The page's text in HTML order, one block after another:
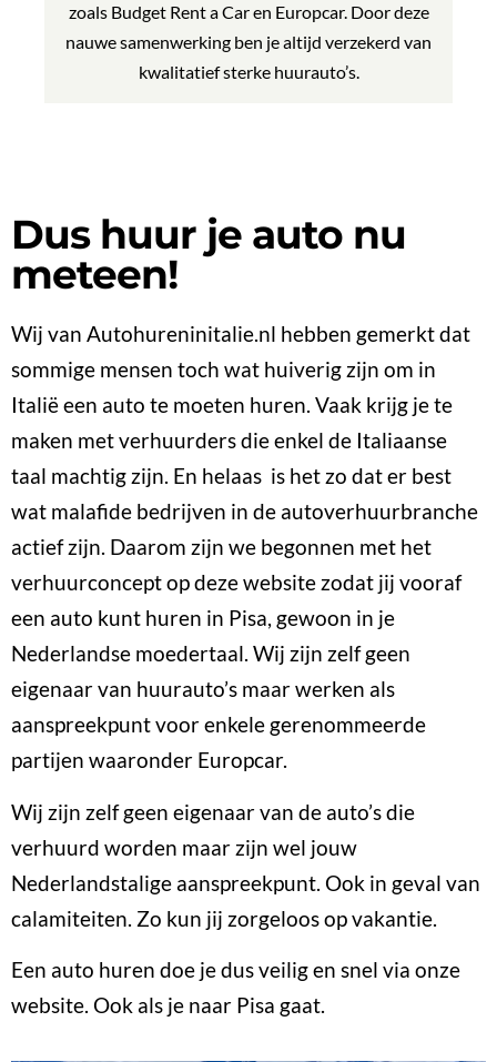
zoals Budget Rent a Car en Europcar. Door deze
nauwe samenwerking ben je altijd verzekerd van
kwalitatief sterke huurauto’s.
Dus huur je auto nu
meteen!
Wij van Autohureninitalie.nl hebben gemerkt dat
sommige mensen toch wat huiverig zijn om in
Italië een auto te moeten huren. Vaak krijg je te
maken met verhuurders die enkel de Italiaanse
taal machtig zijn. En helaas is het zo dat er best
wat malafide bedrijven in de autoverhuurbranche
actief zijn. Daarom zijn we begonnen met het
verhuurconcept op deze website zodat jij vooraf
een auto kunt huren in Pisa, gewoon in je
Nederlandse moedertaal. Wij zijn zelf geen
eigenaar van huurauto’s maar werken als
aanspreekpunt voor enkele gerenommeerde
partijen waaronder Europcar.
Wij zijn zelf geen eigenaar van de auto’s die
verhuurd worden maar zijn wel jouw
Nederlandstalige aanspreekpunt. Ook in geval van
calamiteiten. Zo kun jij zorgeloos op vakantie.
Een auto huren doe je dus veilig en snel via onze
website. Ook als je naar Pisa gaat.